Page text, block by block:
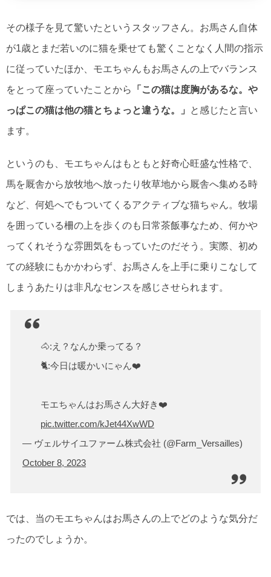
その様子を見て驚いたというスタッフさん。お馬さん自体
が1歳とまだ若いのに猫を乗せても驚くことなく人間の指示
に従っていたほか、モエちゃんもお馬さんの上でバランス
をとって座っていたことから
「この猫は度胸があるな。や
っぱこの猫は他の猫とちょっと違うな。」
と感じたと言い
ます。
というのも、モエちゃんはもともと好奇心旺盛な性格で、
馬を厩舎から放牧地へ放ったり牧草地から厩舎へ集める時
など、何処へでもついてくるアクティブな猫ちゃん。牧場
を囲っている柵の上を歩くのも日常茶飯事なため、何かや
ってくれそうな雰囲気をもっていたのだそう。実際、初め
ての経験にもかかわらず、お馬さんを上手に乗りこなして
しまうあたりは非凡なセンスを感じさせられます。
🐴:え？なんか乗ってる？
🐈:今日は暖かいにゃん❤️
モエちゃんはお馬さん大好き❤️
pic.twitter.com/kJet44XwWD
— ヴェルサイユファーム株式会社 (@Farm_Versailles)
October 8, 2023
では、当のモエちゃんはお馬さんの上でどのような気分だ
ったのでしょうか。